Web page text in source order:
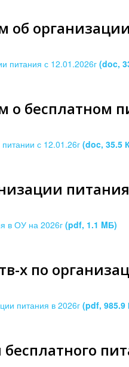
питания с 12.01.2026г(doc,
бесплатном
с 12.01.26г (doc, 35.5
в ОУ на 2026г (pdf, 1.1 MБ)
х по
питания в 2026г (pdf, 985.9